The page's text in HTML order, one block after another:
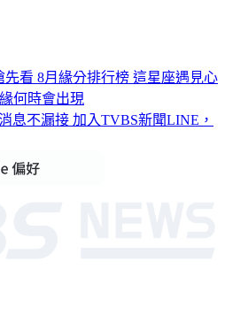
先看 8月緣分排行榜 這星座遇見心
何時會出現
息不漏接 加入TVBS新聞LINE，